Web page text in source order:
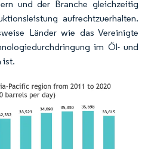
und der Branche gleichzeitig
aufrechtzuerhalten.
Länder wie das Vereinigte
im Öl- und
ist.